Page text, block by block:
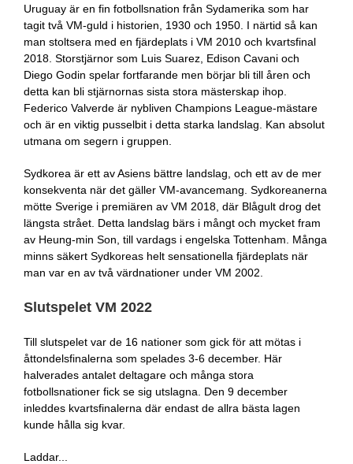
Uruguay är en fin fotbollsnation från Sydamerika som har
tagit två VM-guld i historien, 1930 och 1950. I närtid så kan
man stoltsera med en fjärdeplats i VM 2010 och kvartsfinal
2018. Storstjärnor som Luis Suarez, Edison Cavani och
Diego Godin spelar fortfarande men börjar bli till åren och
detta kan bli stjärnornas sista stora mästerskap ihop.
Federico Valverde är nybliven Champions League-mästare
och är en viktig pusselbit i detta starka landslag. Kan absolut
utmana om segern i gruppen.
Sydkorea är ett av Asiens bättre landslag, och ett av de mer
konsekventa när det gäller VM-avancemang. Sydkoreanerna
mötte Sverige i premiären av VM 2018, där Blågult drog det
längsta strået. Detta landslag bärs i mångt och mycket fram
av Heung-min Son, till vardags i engelska Tottenham. Många
minns säkert Sydkoreas helt sensationella fjärdeplats när
man var en av två värdnationer under VM 2002.
Slutspelet VM 2022
Till slutspelet var de 16 nationer som gick för att mötas i
åttondelsfinalerna som spelades 3-6 december. Här
halverades antalet deltagare och många stora
fotbollsnationer fick se sig utslagna. Den 9 december
inleddes kvartsfinalerna där endast de allra bästa lagen
kunde hålla sig kvar.
Laddar...